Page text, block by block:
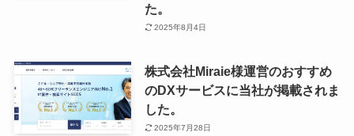
た。
2025年8月4日
株式会社Miraie様運営のおすすめ
のDXサービスに当社が掲載されま
した。
2025年7月28日